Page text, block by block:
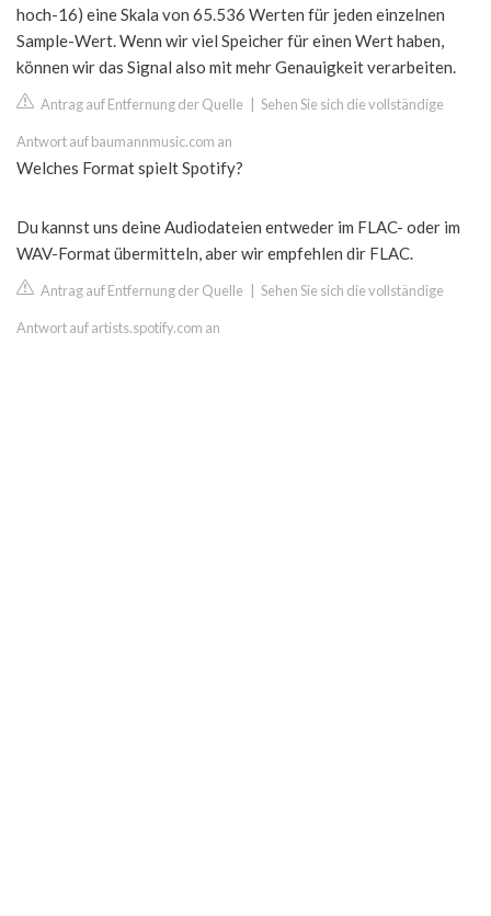
hoch-16) eine Skala von 65.536 Werten für jeden einzelnen
Sample-Wert. Wenn wir viel Speicher für einen Wert haben,
können wir das Signal also mit mehr Genauigkeit verarbeiten.
Antrag auf Entfernung der Quelle Sehen Sie sich die vollständige
Antwort auf baumannmusic.com an
Welches Format spielt Spotify?
Du kannst uns deine Audiodateien entweder im FLAC- oder im
WAV-Format übermitteln, aber wir empfehlen dir FLAC.
Antrag auf Entfernung der Quelle Sehen Sie sich die vollständige
Antwort auf artists.spotify.com an